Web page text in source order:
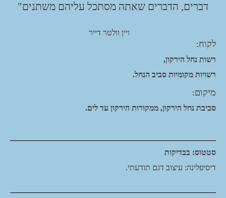
דברים, הדברים שאתה מסתכל עליהם משתנים"
ויין וולטר דייר
לקוח:
רשות נחל הירקון,
רשויות מקומיות סביב הנחל.
מיקום:
סביבת נחל הירקון, ממקורות הירקון עד לים.
סטטוס: בבדיקות
דיסיפלינה: עיצוב דגם תודעתי.